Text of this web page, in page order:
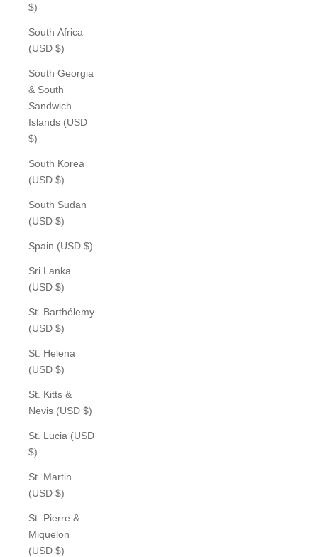
$)
South Africa
(USD $)
South Georgia
& South
Sandwich
Islands (USD
$)
South Korea
(USD $)
South Sudan
(USD $)
Spain (USD $)
Sri Lanka
(USD $)
St. Barthélemy
(USD $)
St. Helena
(USD $)
St. Kitts &
Nevis (USD $)
St. Lucia (USD
$)
St. Martin
(USD $)
St. Pierre &
Miquelon
(USD $)